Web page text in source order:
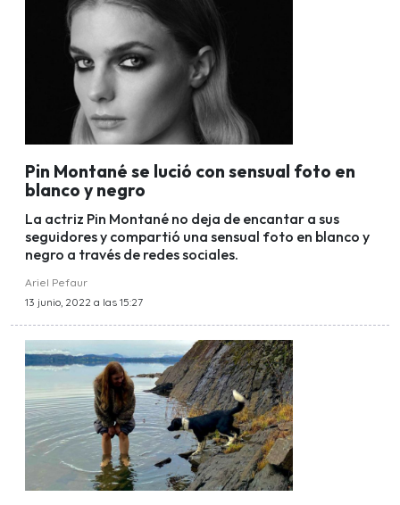
Pin Montané se lució con sensual foto en
blanco y negro
La actriz Pin Montané no deja de encantar a sus
seguidores y compartió una sensual foto en blanco y
negro a través de redes sociales.
Ariel Pefaur
13 junio, 2022 a las 15:27